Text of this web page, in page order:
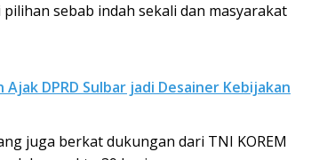
sebab indah sekali dan masyarakat
DPRD Sulbar jadi Desainer Kebijakan
juga berkat dukungan dari TNI KOREM